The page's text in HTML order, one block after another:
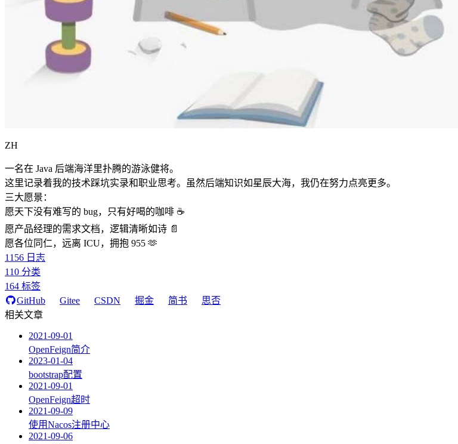
ZH
一名在 Java 后端海洋里扑腾的游泳健将。
这里记录着我的技术踩坑实录和职业思考。虽然后端知识如星辰大海，我仍在努力点亮更多。
三大愿景：
愿天下没有难写的 bug，只有好喝的咖啡 ☕️
愿产品经理的需求文档，逻辑清晰如诗 📄
愿各位同仁，远离 ICU，拥抱 955 🫶
1156 日志
110 分类
164 标签
GitHub
Gitee CSDN 掘金 简书
思否
相关文章
2021-09-01
OpenFeign简介
2023-01-04
bootstrap配置
2021-09-01
OpenFeign超时
2021-09-09
使用Nacos注册中心
2021-09-06